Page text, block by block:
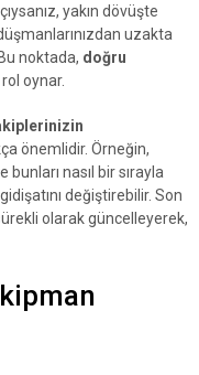
yakın dövüşte
uzakta
noktada, doğru
oynar.
önemlidir. Örneğin,
nasıl bir sırayla
değiştirebilir. Son
olarak güncelleyerek,